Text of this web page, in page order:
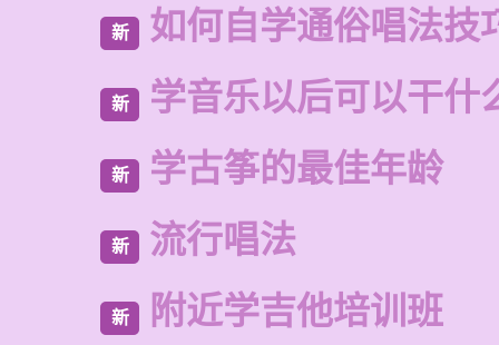
新 如何自学通俗唱法技
新 学音乐以后可以干什
新 学古筝的最佳年龄
新 流行唱法
新 附近学吉他培训班